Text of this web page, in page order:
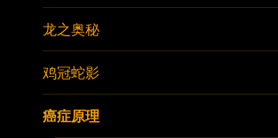
龙之奥秘
鸡冠蛇影
癌症原理